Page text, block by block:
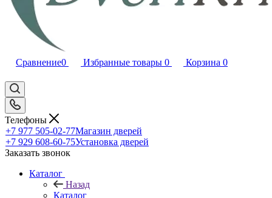
Сравнение0 Избранные товары 0 Корзина 0
Телефоны
+7 977 505-02-77Магазин дверей
+7 929 608-60-75Установка дверей
Заказать звонок
Каталог
Назад
Каталог